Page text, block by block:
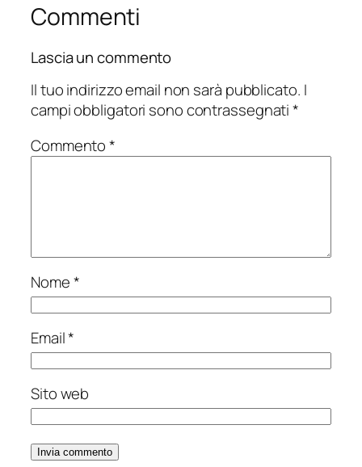
Commenti
Lascia un commento
Il tuo indirizzo email non sarà pubblicato. I
campi obbligatori sono contrassegnati*
Commento*
Nome*
Email*
Sito web